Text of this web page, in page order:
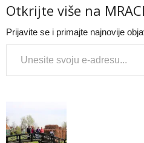
Otkrijte više na
Prijavite se i primajte najnovije
Type your email…